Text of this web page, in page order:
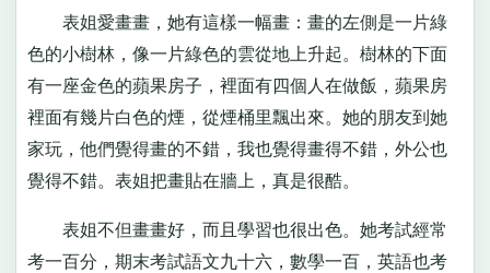
表姐愛畫畫，她有這樣一幅畫：畫的左側是一片綠
色的小樹林，像一片綠色的雲從地上升起。樹林的下面
有一座金色的蘋果房子，裡面有四個人在做飯，蘋果房
裡面有幾片白色的煙，從煙桶里飄出來。她的朋友到她
家玩，他們覺得畫的不錯，我也覺得畫得不錯，外公也
覺得不錯。表姐把畫貼在牆上，真是很酷。
表姐不但畫畫好，而且學習也很出色。她考試經常
考一百分，期末考試語文九十六，數學一百，英語也考